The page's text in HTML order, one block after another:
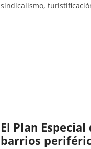
sindicalismo,
El Plan
barrios